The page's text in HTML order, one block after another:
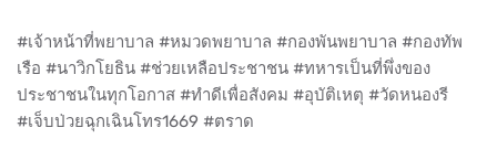
#เจ้าหน้าที่พยาบาล #หมวดพยาบาล #กองพันพยาบาล #กองทัพ
เรือ #นาวิกโยธิน #ช่วยเหลือประชาชน #ทหารเป็นที่พึ่งของ
ประชาชนในทุกโอกาส #ทำดีเพื่อสังคม #อุบัติเหตุ #วัดหนองรี
#เจ็บป่วยฉุกเฉินโทร1669 #ตราด